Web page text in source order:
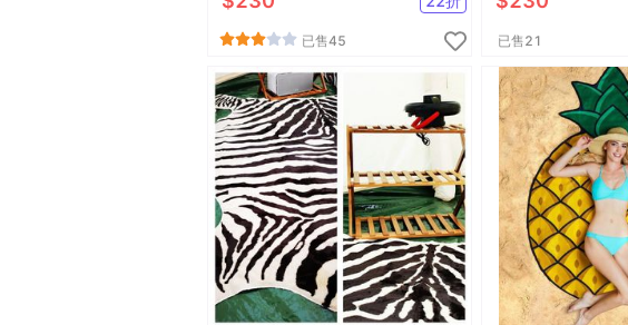
已售45 已售21